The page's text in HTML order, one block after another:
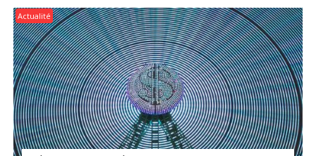
Actualité